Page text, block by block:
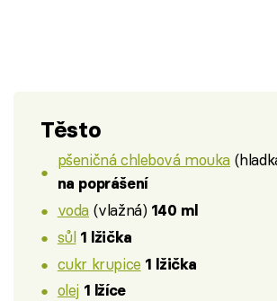
Těsto
pšeničná chlebová mouka
na poprášení
voda (vlažná) 140 ml
sůl 1 lžička
cukr krupice 1 lžička
olej 1 lžíce